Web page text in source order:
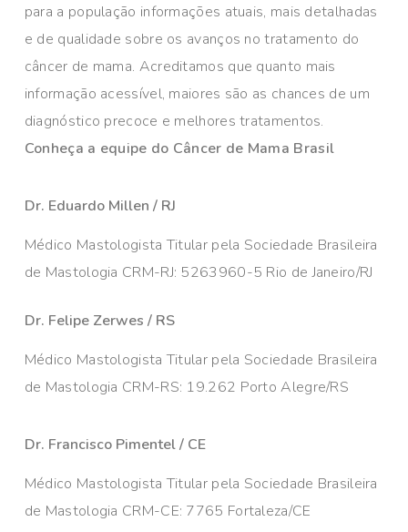
para a população informações atuais, mais detalhadas
e de qualidade sobre os avanços no tratamento do
câncer de mama. Acreditamos que quanto mais
informação acessível, maiores são as chances de um
diagnóstico precoce e melhores tratamentos.
Conheça a equipe do Câncer de Mama Brasil
Dr. Eduardo Millen / RJ
Médico Mastologista Titular pela Sociedade Brasileira
de Mastologia CRM-RJ: 5263960-5 Rio de Janeiro/RJ
Dr. Felipe Zerwes / RS
Médico Mastologista Titular pela Sociedade Brasileira
de Mastologia CRM-RS: 19.262 Porto Alegre/RS
Dr. Francisco Pimentel / CE
Médico Mastologista Titular pela Sociedade Brasileira
de Mastologia CRM-CE: 7765 Fortaleza/CE